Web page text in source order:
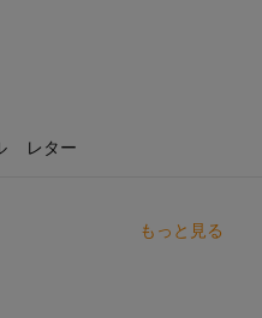
レター
もっと見る